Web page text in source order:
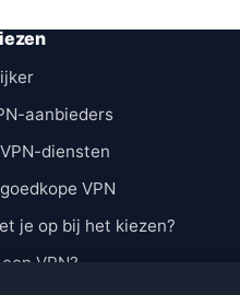
aanbieders
diensten
VPN
je op bij het kiezen?
VPN?